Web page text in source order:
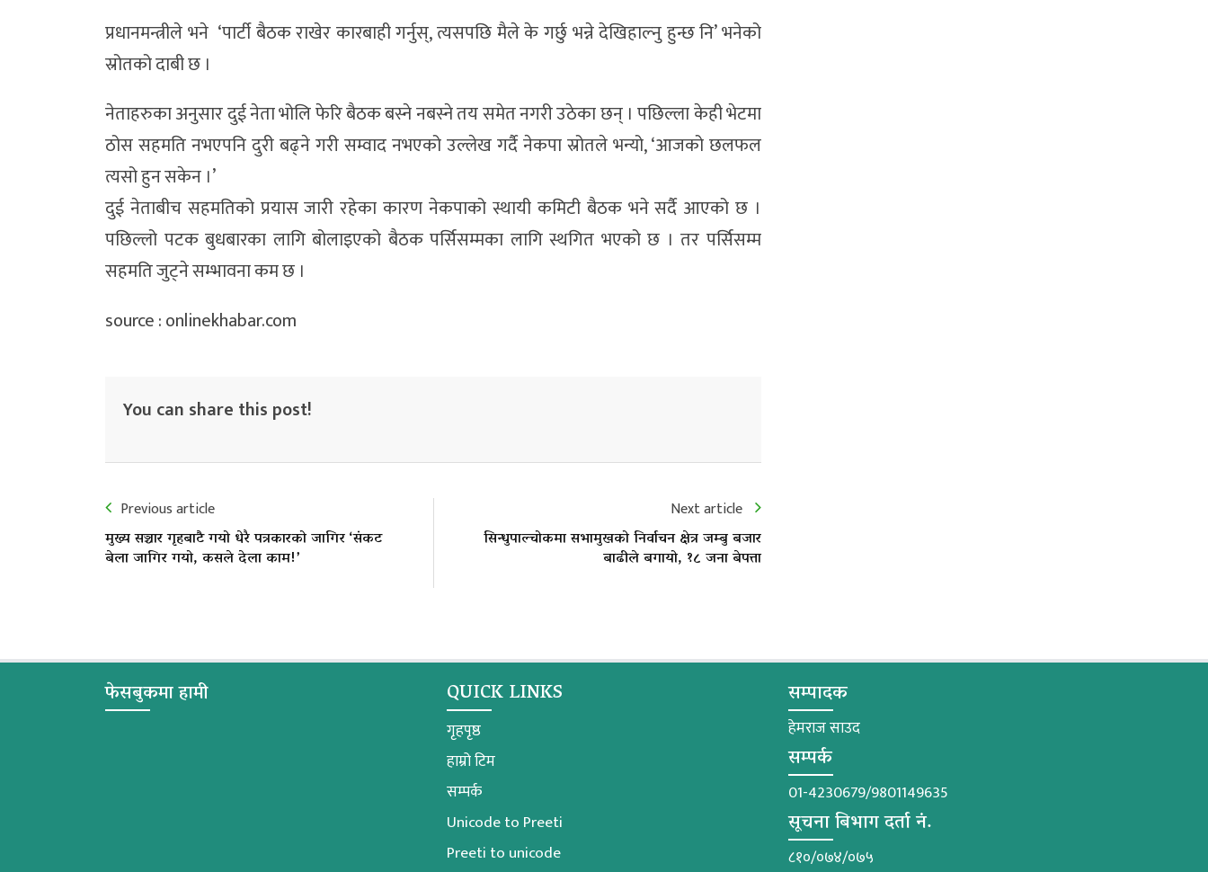
प्रधानमन्त्रीले भने ‘पार्टी बैठक राखेर कारबाही गर्नुस्, त्यसपछि मैले के गर्छु भन्ने देखिहाल्नु हुन्छ नि’ भनेको
स्रोतको दाबी छ ।
नेताहरुका अनुसार दुई नेता भोलि फेरि बैठक बस्ने नबस्ने तय समेत नगरी उठेका छन् । पछिल्ला केही भेटमा
ठोस सहमति नभएपनि दुरी बढ्ने गरी सम्वाद नभएको उल्लेख गर्दै नेकपा स्रोतले भन्यो, ‘आजको छलफल
त्यसो हुन सकेन ।’
दुई नेताबीच सहमतिको प्रयास जारी रहेका कारण नेकपाको स्थायी कमिटी बैठक भने सर्दै आएको छ ।
पछिल्लो पटक बुधबारका लागि बोलाइएको बैठक पर्सिसम्मका लागि स्थगित भएको छ । तर पर्सिसम्म
सहमति जुट्ने सम्भावना कम छ ।
source : onlinekhabar.com
You can share this post!
Previous article
मुख्य सञ्चार गृहबाटै गयो धेरै पत्रकारको जागिर ‘संकट
बेला जागिर गयो, कसले देला काम!’
Next article
सिन्धुपाल्चोकमा सभामुखको निर्वाचन क्षेत्र जम्बु बजार
बाढीले बगायो, १८ जना बेपत्ता
फेसबुकमा हामी QUICK LINKS
गृहपृष्ठ
हाम्रो टिम
सम्पर्क
Unicode to Preeti
Preeti to unicode
सम्पादक
हेमराज साउद
सम्पर्क
01-4230679/9801149635
सूचना बिभाग दर्ता नं.
८१०/०७४/०७५